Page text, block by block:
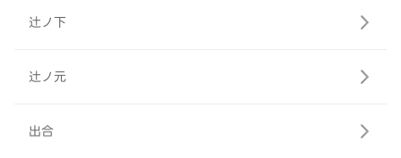
辻ノ下
辻ノ元
出合